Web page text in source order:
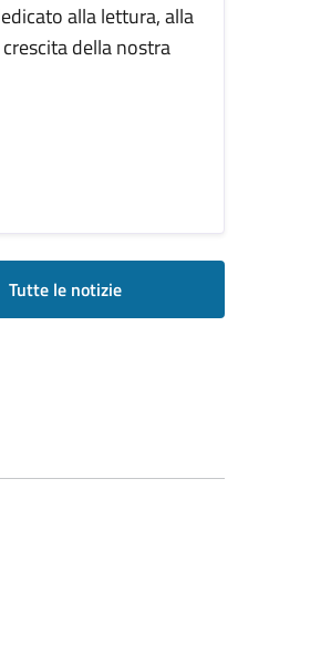
alla lettura, alla
della nostra
Tutte le notizie